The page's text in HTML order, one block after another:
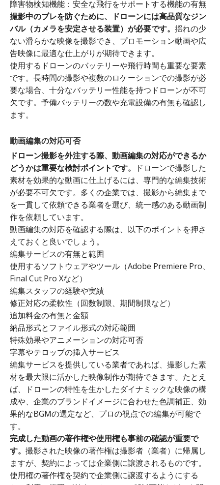
障害物検知機能：安全な飛行をサポートする機能の有無
撮影中のブレを防ぐために、ドローンには高品質なジン
バル（カメラを安定させる装置）が必要です。 揺れの少
ない滑らかな映像を撮影でき、プロモーション動画や広
告映像に最適な仕上がりが期待できます。
使用するドローンのバッテリーや飛行時間も重要な要素
です。長時間の撮影や複数のロケーションでの撮影が必
要な場合、十分なバッテリー性能を持つドローンが不可
欠です。予備バッテリーの数や充電設備の有無も確認し
ます。
動画編集の対応可否
ドローン撮影を外注する際、動画編集の対応ができるか
どうかは重要な検討ポイントです。
ドローンで撮影した
素材を効果的な動画に仕上げるには、専門的な編集技術
が必要不可欠です。多くの企業では、撮影から編集まで
を一貫して依頼できる業者を選び、統一感のある動画制
作を依頼しています。
動画編集の対応を確認する際は、以下のポイントを押さ
えておくと良いでしょう。
編集サービスの有無と範囲
使用するソフトウェアやツール（Adobe Premiere Pro、
Final Cut Pro Xなど）
編集スタッフの経験や実績
修正対応の柔軟性（回数制限、期間制限など）
追加料金の有無と金額
納品形式とファイル形式の対応範囲
特殊効果やアニメーションの対応可否
字幕やテロップの挿入サービス
編集サービスを提供している業者であれば、撮影した素
材を最大限に活かした映像制作が期待できます。たとえ
ば、ドローンの特性を生かしたダイナミックな映像の構
成や、企業のブランドイメージに合わせた色調補正、効
果的なBGMの選定など、プロの視点での編集が可能で
す。
完成した動画の著作権や使用権も事前の確認が重要で
す。 撮影された映像の著作権は撮影者（業者）に帰属し
ますが、契約によっては企業側に譲渡されるものです。
使用権の著作権を契約で企業側に譲渡するようにする